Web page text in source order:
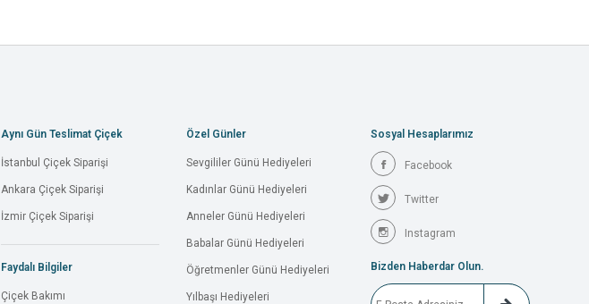
Aynı Gün Teslimat Çiçek
İstanbul Çiçek Siparişi
Ankara Çiçek Siparişi
İzmir Çiçek Siparişi
Faydalı Bilgiler
Çiçek Bakımı
Özel Günler
Sevgililer Günü Hediyeleri
Kadınlar Günü Hediyeleri
Anneler Günü Hediyeleri
Babalar Günü Hediyeleri
Öğretmenler Günü Hediyeleri
Yılbaşı Hediyeleri
Sosyal Hesaplarımız
Facebook
Twitter
Instagram
Bizden Haberdar Olun.